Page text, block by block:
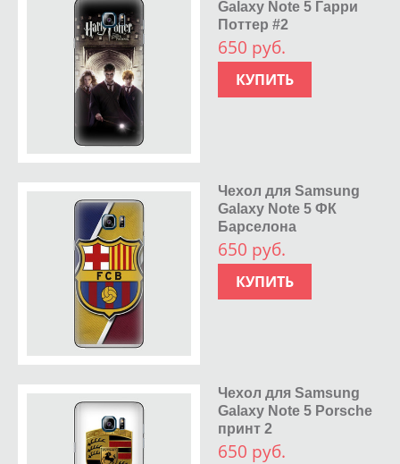
Galaxy Note 5 Гарри
Поттер #2
650 руб.
КУПИТЬ
Чехол для Samsung
Galaxy Note 5 ФК
Барселона
650 руб.
КУПИТЬ
Чехол для Samsung
Galaxy Note 5 Porsche
принт 2
650 руб.